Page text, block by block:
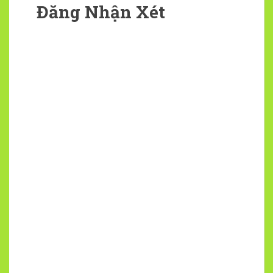
Đăng Nhận Xét